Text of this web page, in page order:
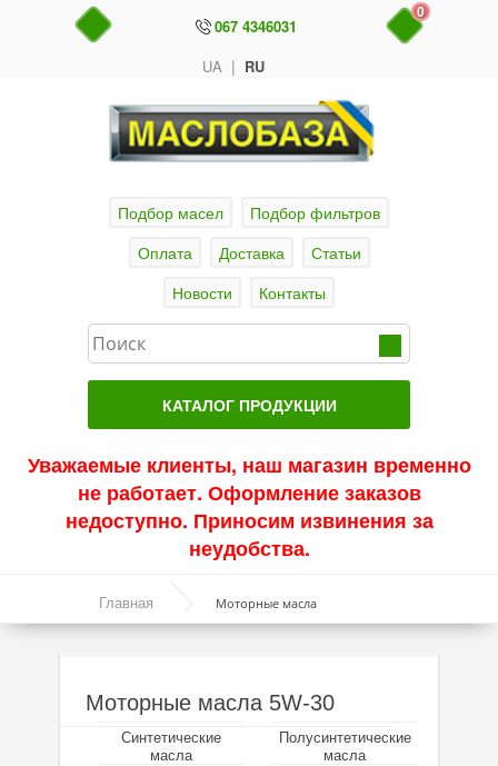
UA | RU
067 4346031
0
Подбор масел
Подбор фильтров
Оплата
Доставка
Статьи
Новости
Контакты
КАТАЛОГ ПРОДУКЦИИ
Актуальные продукты
Акции
Синтетические масла
Минеральные масла
Масло с молибденом
Уважаемые клиенты, наш магазин временно
не работает. Оформление заказов
недоступно. Приносим извинения за
неудобства.
Главная Моторные масла
Моторные масла 5W-30
Синтетические
масла
Полусинтетические
масла